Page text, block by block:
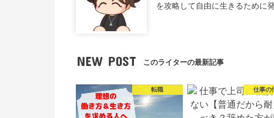
を攻略して自由に生きるために
NEW POST このライターの最新記事
転職 仕事の